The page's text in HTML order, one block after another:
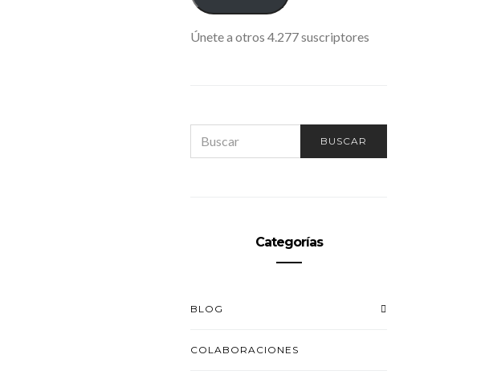
Únete a otros 4.277 suscriptores
FOR:
BUSCAR
Categorías
BLOG
COLABORACIONES